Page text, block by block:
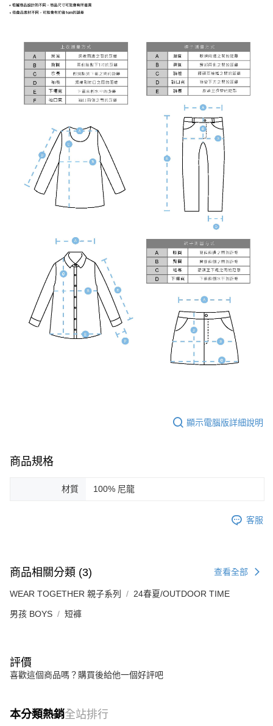
顯示電腦版詳細說明
商品規格
材質 100% 尼龍
客服
商品相關分類 (3) 查看全部
WEAR TOGETHER 親子系列 24春夏/OUTDOOR TIME
男孩 BOYS 短褲
評價
喜歡這個商品嗎？購買後給他一個好評吧
本分類熱銷全站排行